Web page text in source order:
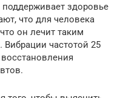
здоровье
что для человека
он лечит таким
частотой 25